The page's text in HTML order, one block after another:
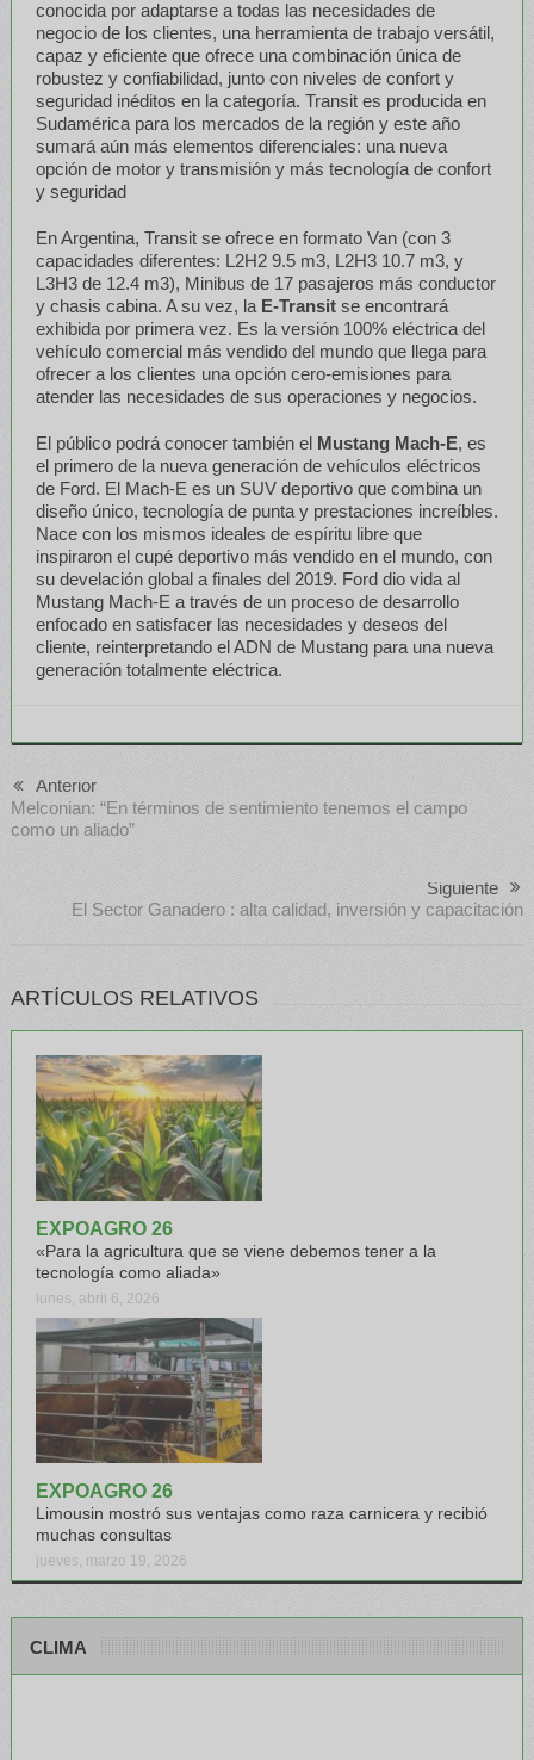
conocida por adaptarse a todas las necesidades de
negocio de los clientes, una herramienta de trabajo versátil,
capaz y eficiente que ofrece una combinación única de
robustez y confiabilidad, junto con niveles de confort y
seguridad inéditos en la categoría. Transit es producida en
Sudamérica para los mercados de la región y este año
sumará aún más elementos diferenciales: una nueva
opción de motor y transmisión y más tecnología de confort
y seguridad
En Argentina, Transit se ofrece en formato Van (con 3
capacidades diferentes: L2H2 9.5 m3, L2H3 10.7 m3, y
L3H3 de 12.4 m3), Minibus de 17 pasajeros más conductor
y chasis cabina. A su vez, la E-Transitse encontrará
exhibida por primera vez. Es la versión 100% eléctrica del
vehículo comercial más vendido del mundo que llega para
ofrecer a los clientes una opción cero-emisiones para
atender las necesidades de sus operaciones y negocios.
El público podrá conocer también el Mustang Mach-E, es
el primero de la nueva generación de vehículos eléctricos
de Ford. El Mach-E es un SUV deportivo que combina un
diseño único, tecnología de punta y prestaciones increíbles.
Nace con los mismos ideales de espíritu libre que
inspiraron el cupé deportivo más vendido en el mundo, con
su develación global a finales del 2019. Ford dio vida al
Mustang Mach-E a través de un proceso de desarrollo
enfocado en satisfacer las necesidades y deseos del
cliente, reinterpretando el ADN de Mustang para una nueva
generación totalmente eléctrica.
Anterior
Melconian: “En términos de sentimiento tenemos el campo
como un aliado”
Siguiente
El Sector Ganadero : alta calidad, inversión y capacitación
ARTÍCULOS RELATIVOS
EXPOAGRO 26
«Para la agricultura que se viene debemos tener a la
tecnología como aliada»
lunes, abril 6, 2026
EXPOAGRO 26
Limousin mostró sus ventajas como raza carnicera y recibió
muchas consultas
jueves, marzo 19, 2026
CLIMA